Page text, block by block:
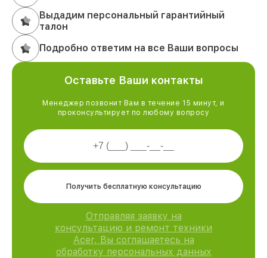
Выдадим персональный гарантийный
талон
Подробно ответим на все Ваши вопросы
Оставьте Ваши контакты
Менеджер позвонит Вам в течение 15 минут, и
проконсультирует по любому вопросу
Получить бесплатную консультацию
Отправляя заявку на
консультацию и ремонт техники
Acer, Вы соглашаетесь на
обработку персональных данных